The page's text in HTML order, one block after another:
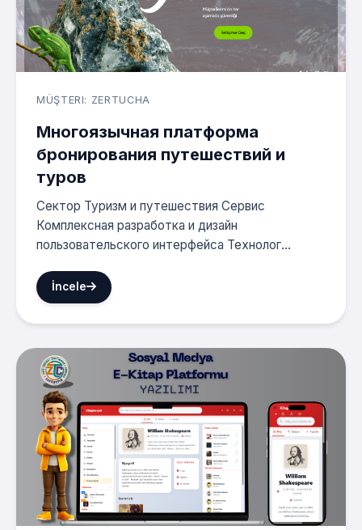
MÜŞTERI: ZERTUCHA
Многоязычная платформа
бронирования путешествий и
туров
Сектор Туризм и путешествия Сервис
Комплексная разработка и дизайн
пользовательского интерфейса Технолог...
İncele